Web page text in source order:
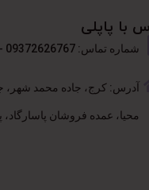
با پاپلی
شماره تماس: 09372626767 - 02636702493
آدرس: کرج، جاده محمد شهر،
محیا، عمده فروشان پاسارگاد،